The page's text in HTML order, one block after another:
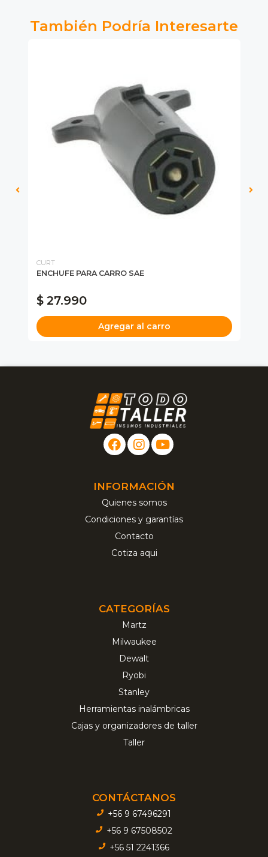
También Podría Interesarte
CURT
ENCHUFE PARA CARRO SAE
$ 27.990
Agregar al carro
INFORMACIÓN
Quienes somos
Condiciones y garantías
Contacto
Cotiza aqui
CATEGORÍAS
Martz
Milwaukee
Dewalt
Ryobi
Stanley
Herramientas inalámbricas
Cajas y organizadores de taller
Taller
CONTÁCTANOS
+56 9 67496291
+56 9 67508502
+56 51 2241366